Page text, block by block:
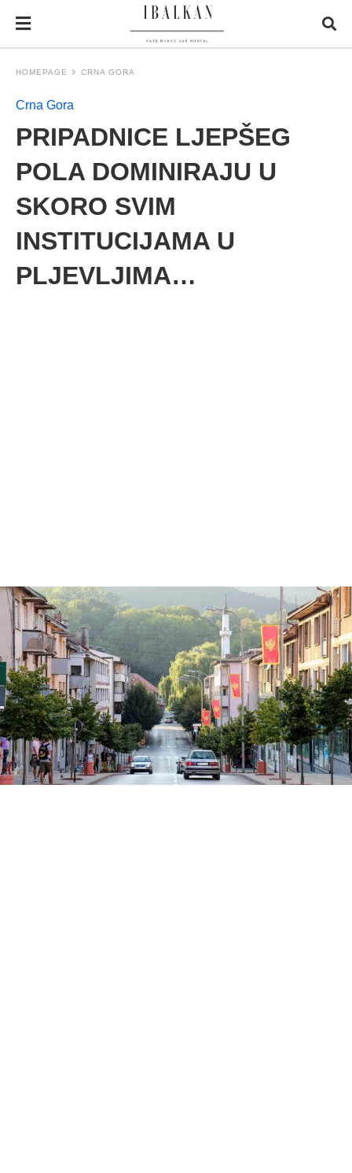
HOMEPAGE CRNA GORA
Crna Gora
PRIPADNICE LJEPŠEG
POLA DOMINIRAJU U
SKORO SVIM
INSTITUCIJAMA U
PLJEVLJIMA…